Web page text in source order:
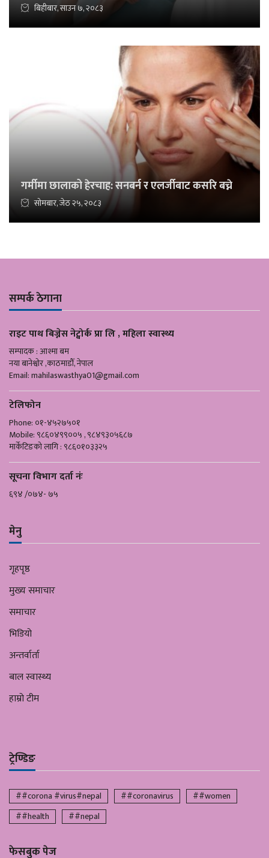
बिहीबार, साउन ७, २०८३
गर्मीमा छालाको हेरचाह: सनबर्न र एलर्जीबाट कसरि बच्ने
सोमबार, जेठ २५, २०८३
सम्पर्क ठेगाना
राइट पाथ बिज्नेस नेट्वोर्क प्रा लि , महिला स्वास्थ्य
सम्पादक : आश्मा बम
नया बानेश्वोर ,काठमाडौँ, नेपाल
Email:mahilaswasthya01@gmail.com
टेलिफोन
Phone: ०१-४५२७५०१
Mobile: ९८६०४९९००५ , ९८४९३०५६८७
मार्केटिङको लागि : ९८६०१०३३२५
सूचना विभाग दर्ता नंः
६९४ /०७४- ७५
मेनु
गृहपृष्ठ
मुख्य समाचार
समाचार
भिडियो
अन्तर्वार्ता
बाल स्वास्थ्य
हाम्रो टीम
ट्रेण्डिङ
##corona #virus#nepal ##coronavirus
##women
##health
##nepal
फेसबुक पेज